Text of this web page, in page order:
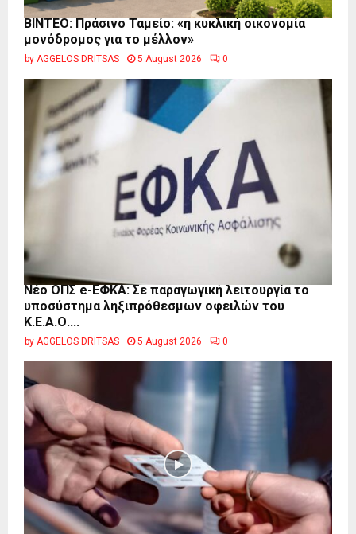
BINTEO: Πράσινο Ταμείο: «η κυκλική οικονομία
μονόδρομος για το μέλλον»
by AGGELOS DRITSAS 5 August 2026 0
Νέο ΟΠΣ e-ΕΦΚΑ: Σε παραγωγική λειτουργία το
υποσύστημα ληξιπρόθεσμων οφειλών του
Κ.Ε.Α.Ο....
by AGGELOS DRITSAS 5 August 2026 0